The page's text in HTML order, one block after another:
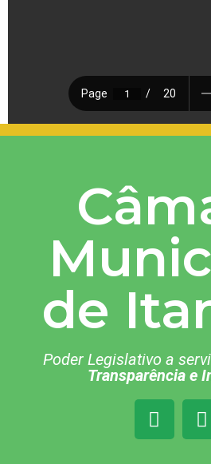
de
Poder Legislativo a
Transparência e